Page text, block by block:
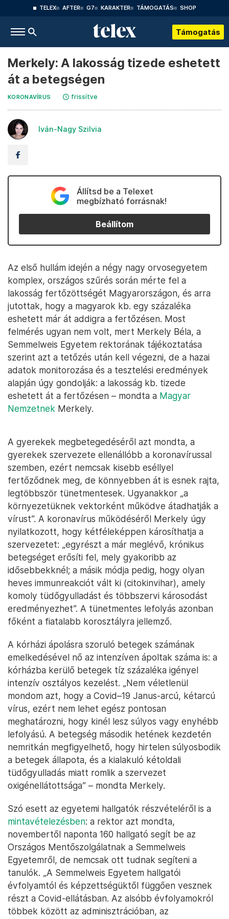
TELEX AFTER G7 KARAKTER TÁMOGATÁS SHOP
Támogatás
Merkely: A lakosság tizede eshetett
át a betegségen
KORONAVÍRUS frissítve
Iván-Nagy Szilvia
Állítsd be a Telexet
megbízható forrásnak!
Beállítom
Az első hullám idején a négy nagy orvosegyetem
komplex, országos szűrés során mérte fel a
lakosság fertőzöttségét Magyarországon, és arra
jutottak, hogy a magyarok kb. egy százaléka
eshetett már át addigra a fertőzésen. Most
felmérés ugyan nem volt, mert Merkely Béla, a
Semmelweis Egyetem rektorának tájékoztatása
szerint azt a tetőzés után kell végezni, de a hazai
adatok monitorozása és a tesztelési eredmények
alapján úgy gondolják: a lakosság kb. tizede
eshetett át a fertőzésen – mondta a Magyar
Nemzetnek Merkely.
A gyerekek megbetegedéséről azt mondta, a
gyerekek szervezete ellenállóbb a koronavírussal
szemben, ezért nemcsak kisebb eséllyel
fertőződnek meg, de könnyebben át is esnek rajta,
legtöbbször tünetmentesek. Ugyanakkor „a
környezetüknek vektorként működve átadhatják a
vírust”. A koronavírus működéséről Merkely úgy
nyilatkozott, hogy kétféleképpen károsíthatja a
szervezetet: „egyrészt a már meglévő, krónikus
betegséget erősíti fel, mely gyakoribb az
idősebbekknél; a másik módja pedig, hogy olyan
heves immunreakciót vált ki (citokinvihar), amely
komoly tüdőgyulladást és többszervi károsodást
eredményezhet”. A tünetmentes lefolyás azonban
főként a fiatalabb korosztályra jellemző.
A kórházi ápolásra szoruló betegek számának
emelkedésével nő az intenzíven ápoltak száma is: a
kórházba kerülő betegek tíz százaléka igényel
intenzív osztályos kezelést. „Nem véletlenül
mondom azt, hogy a Covid–19 Janus-arcú, kétarcú
vírus, ezért nem lehet egész pontosan
meghatározni, hogy kinél lesz súlyos vagy enyhébb
lefolyású. A betegség második hetének kezdetén
nemritkán megfigyelhető, hogy hirtelen súlyosbodik
a betegek állapota, és a kialakuló kétoldali
tüdőgyulladás miatt romlik a szervezet
oxigénellátottsága” – mondta Merkely.
Szó esett az egyetemi hallgatók részvételéről is a
mintavételezésben: a rektor azt mondta,
novembertől naponta 160 hallgató segít be az
Országos Mentőszolgálatnak a Semmelweis
Egyetemről, de nemcsak ott tudnak segíteni a
tanulók. „A Semmelweis Egyetem hallgatói
évfolyamtól és képzettségüktől függően vesznek
részt a Covid-ellátásban. Az alsóbb évfolyamokról
többek között az adminisztrációban, az